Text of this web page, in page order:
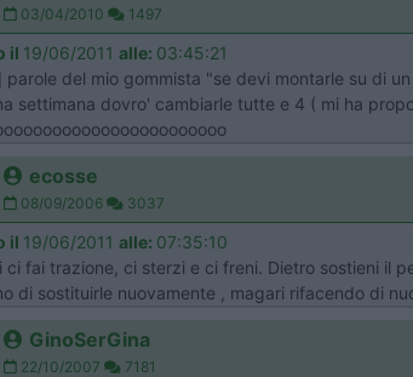
03/04/2010 1497
il 19/06/2011 alle: 03:45:21
parole del mio gommista "se devi montarle su di
settimana dovro' cambiarle tutte e 4 ( mi ha
ecosse
08/09/2006 3037
il 19/06/2011 alle: 07:35:10
ci fai trazione, ci sterzi e ci freni. Dietro sostieni il
di sostituirle nuovamente , magari rifacendo di
GinoSerGina
22/10/2007 7181